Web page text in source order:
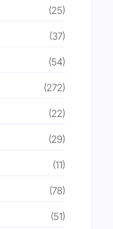
(25)
(37)
(54)
(272)
(22)
(29)
(11)
(78)
(51)